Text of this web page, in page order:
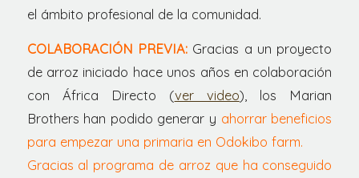
el ámbito profesional de la comunidad.
COLABORACIÓN PREVIA: Gracias a un proyecto
de arroz iniciado hace unos años en colaboración
con África Directo (ver video), los Marian
Brothers han podido generar y ahorrar beneficios
para empezar una primaria en Odokibo farm.
Gracias al programa de arroz que ha conseguido